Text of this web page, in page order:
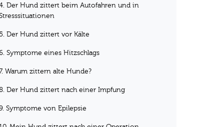
Der Hund zittert beim Autofahren und in
5. Der Hund zittert vor Kälte
Symptome eines Hitzschlags
Warum zittern alte Hunde?
Der Hund zittert nach einer Impfung
Symptome von Epilepsie